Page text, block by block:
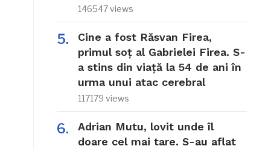
146547 views
Cine a fost Răsvan Firea,
primul soț al Gabrielei Firea. S-
a stins din viață la 54 de ani în
urma unui atac cerebral
117179 views
Adrian Mutu, lovit unde îl
doare cel mai tare. S-au aflat